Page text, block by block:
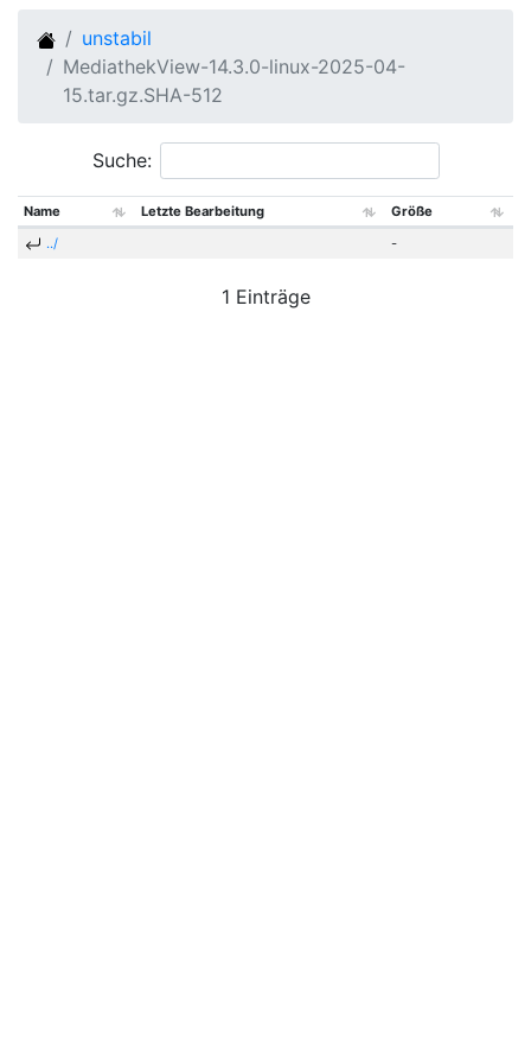
unstabil
MediathekView-14.3.0-linux-2025-04-
15.tar.gz.SHA-512
Suche:
Name Letzte Bearbeitung
Größe
../
-
1 Einträge